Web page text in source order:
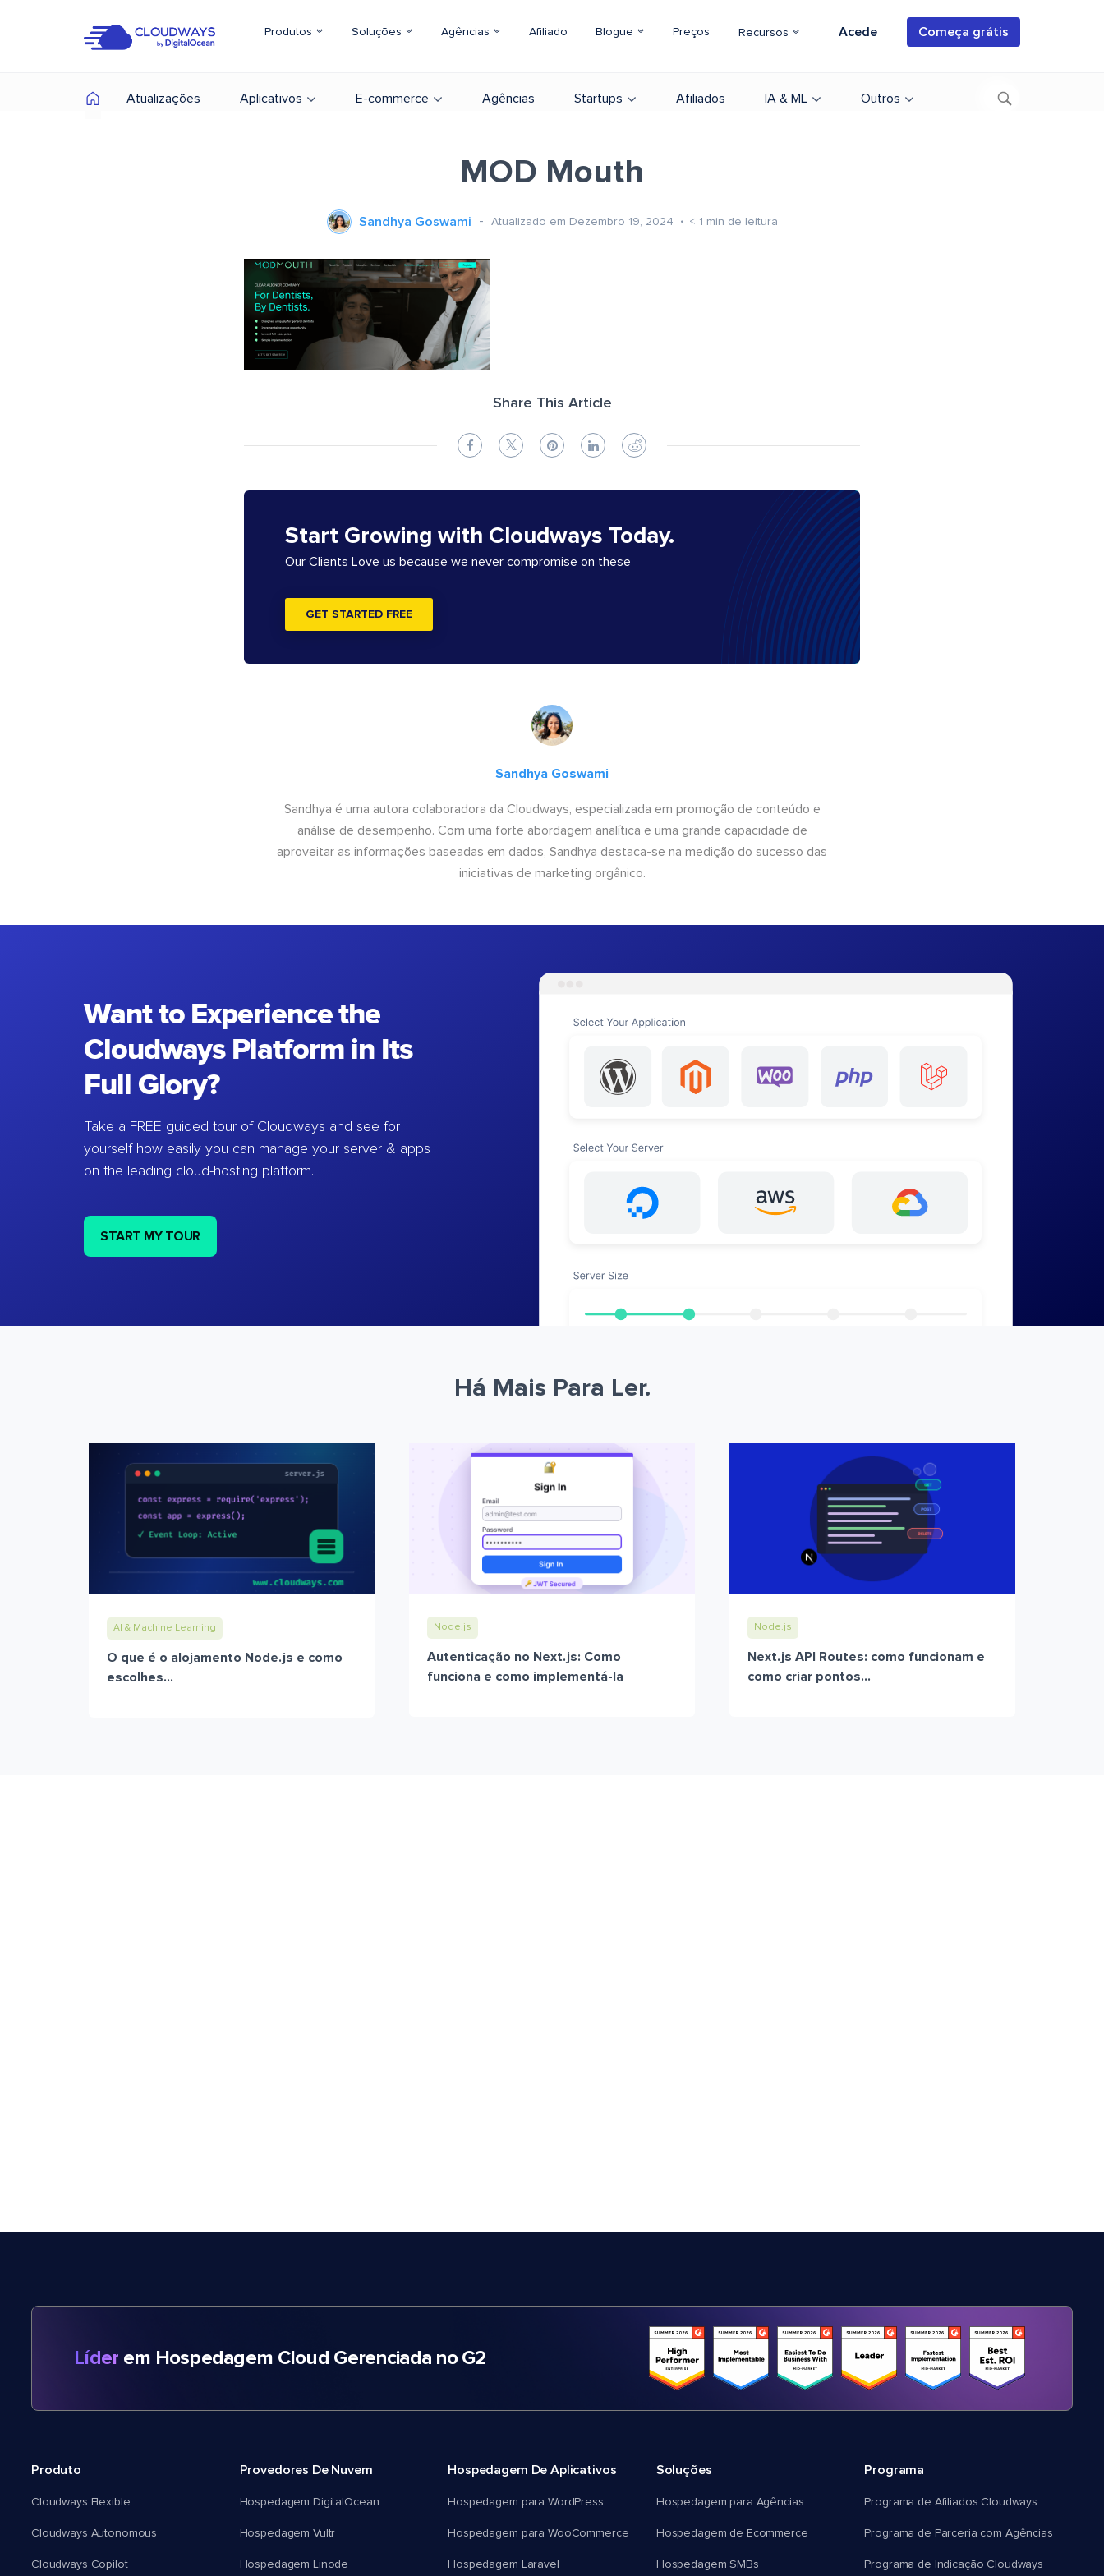
Produtos Soluções Agências Afiliado Blogue Preços Recursos Acede Começa grátis
Atualizações Aplicativos E-commerce Agências Startups Afiliados IA & ML Outros
MOD Mouth
Sandhya Goswami Atualizado em Dezembro 19, 2024 < 1 min de leitura
Share This Article
Start Growing with Cloudways Today.
Our Clients Love us because we never compromise on these
GET STARTED FREE
Sandhya Goswami
Sandhya é uma autora colaboradora da Cloudways, especializada em promoção de conteúdo e
análise de desempenho. Com uma forte abordagem analítica e uma grande capacidade de
aproveitar as informações baseadas em dados, Sandhya destaca-se na medição do sucesso das
iniciativas de marketing orgânico.
Want to Experience the
Cloudways Platform in Its
Full Glory?
Take a FREE guided tour of Cloudways and see for
yourself how easily you can manage your server & apps
on the leading cloud-hosting platform.
START MY TOUR
Há Mais Para Ler.
AI & Machine Learning
O que é o alojamento Node.js e como
escolhes...
Node.js
Autenticação no Next.js: Como
funciona e como implementá-la
Node.js
Next.js API Routes: como funcionam e
como criar pontos...
Líder em Hospedagem Cloud Gerenciada no G2
Produto
Cloudways Flexible
Cloudways Autonomous
Cloudways Copilot
Provedores De Nuvem
Hospedagem DigitalOcean
Hospedagem Vultr
Hospedagem Linode
Hospedagem De Aplicativos
Hospedagem para WordPress
Hospedagem para WooCommerce
Hospedagem Laravel
Soluções
Hospedagem para Agências
Hospedagem de Ecommerce
Hospedagem SMBs
Programa
Programa de Afiliados Cloudways
Programa de Parceria com Agências
Programa de Indicação Cloudways